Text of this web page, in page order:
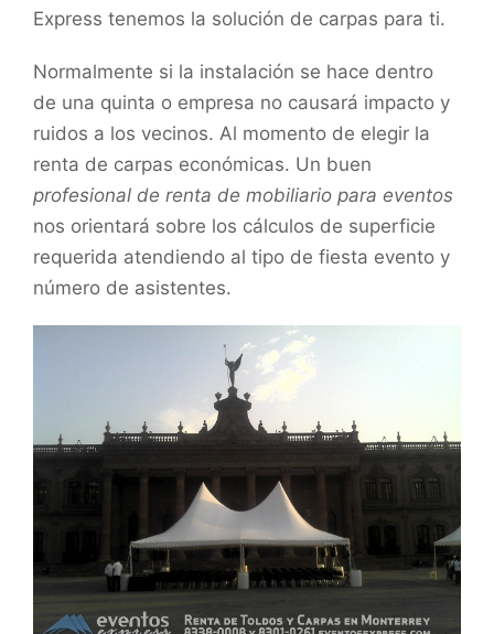
Express tenemos la solución de carpas para ti.
Normalmente si la instalación se hace dentro
de una quinta o empresa no causará impacto y
ruidos a los vecinos. Al momento de elegir la
renta de carpas económicas. Un buen
profesional de renta de mobiliario para eventos
nos orientará sobre los cálculos de superficie
requerida atendiendo al tipo de fiesta evento y
número de asistentes.